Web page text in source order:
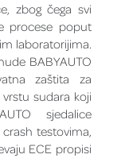
zbog čega svi
procese poput
laboratorijima.
BABYAUTO
zaštita za
sudara koji
sjedalice
testovima,
ECE propisi